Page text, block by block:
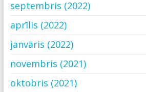
septembris (2022)
aprīlis (2022)
janvāris (2022)
novembris (2021)
oktobris (2021)